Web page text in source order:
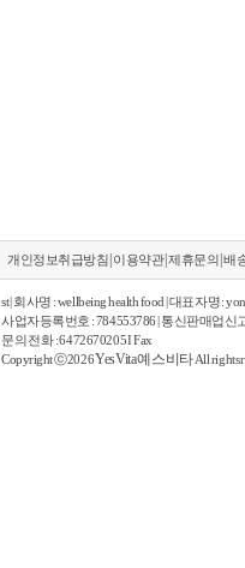
개인정보취급방침 이용약관|제휴문의 |배
st | 회사명 : wellbeing health food | 대표자명 :
사업자등록번호 : 784553786 | 통신판매업신
문의 전화 : 6472670205 I Fax
Copyright ⓒ2026YesVita 예스비타All rights